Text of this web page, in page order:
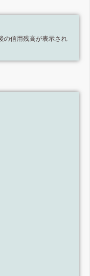
の信用残高が表示され